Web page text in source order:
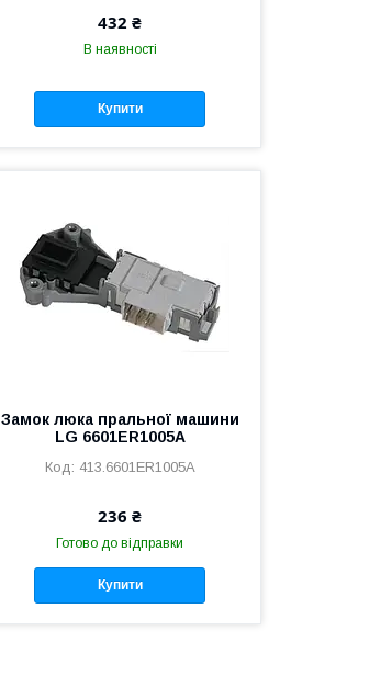
432 ₴
В наявності
Купити
Замок люка пральної машини
LG 6601ER1005A
413.6601ER1005A
236 ₴
Готово до відправки
Купити